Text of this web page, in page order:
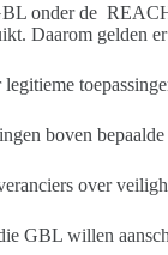
onder de
Daarom gelden
boven bepaalde
over
GBL willen